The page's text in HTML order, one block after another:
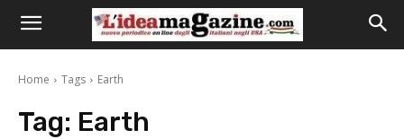
Home Tags Earth
Tag: Earth